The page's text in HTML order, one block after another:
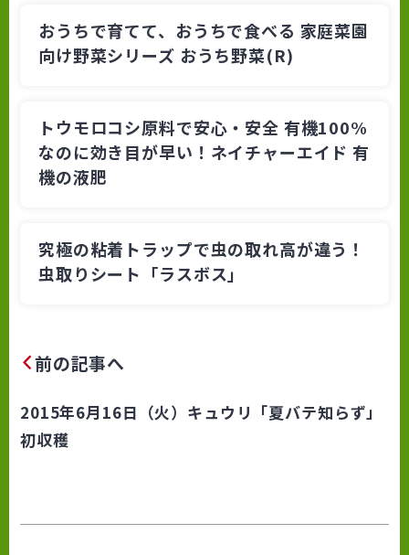
おうちで育てて、おうちで食べる 家庭菜園
向け野菜シリーズ おうち野菜(R)
トウモロコシ原料で安心・安全 有機100%
なのに効き目が早い！ネイチャーエイド 有
機の液肥
究極の粘着トラップで虫の取れ高が違う！
虫取りシート「ラスボス」
前の記事へ
2015年6月16日（火）キュウリ「夏バテ知らず」
初収穫